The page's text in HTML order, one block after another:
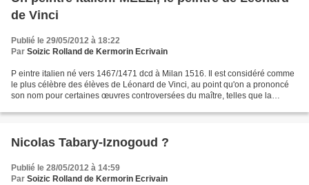
de Vinci
Publié le 29/05/2012 à 18:22
Par Soizic Rolland de Kermorin Ecrivain
P eintre italien né vers 1467/1471 dcd à Milan 1516. Il est considéré comme
le plus célèbre des élèves de Léonard de Vinci, au point qu'on a prononcé
son nom pour certaines œuvres controversées du maître, telles que la
Nicolas Tabary-Iznogoud ?
Publié le 28/05/2012 à 14:59
Par Soizic Rolland de Kermorin Ecrivain